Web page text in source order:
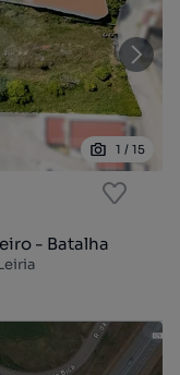
1 / 15
- Batalha